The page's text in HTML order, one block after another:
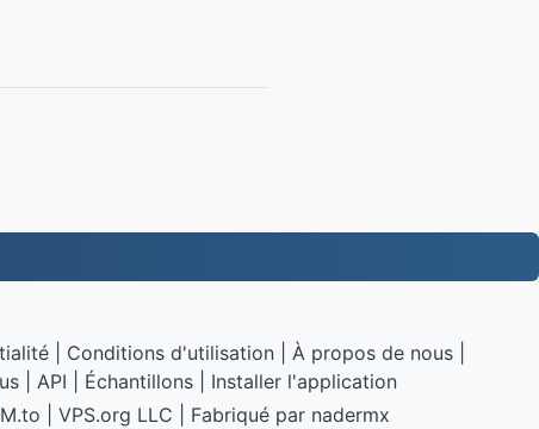
| Conditions d'utilisation| À propos de nous|
API Échantillons
Installer l'application
VPS.org LLC | Fabriqué par nadermx